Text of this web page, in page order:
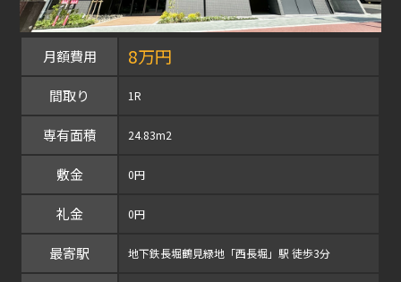
月額費用 8万円
間取り 1R
専有面積 24.83m2
敷金 0円
礼金 0円
最寄駅 地下鉄長堀鶴見緑地「西長堀」駅 徒歩3分